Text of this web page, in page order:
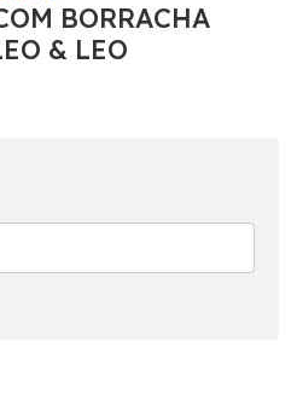
BORRACHA
& LEO